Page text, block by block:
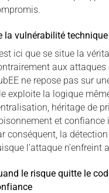
la vulnérabilité
ici que se situe la
aux attaques
ne repose pas sur
exploite la logique
héritage de
et confiance
conséquent, la
l’attaque n’enfreint
le risque quitte le